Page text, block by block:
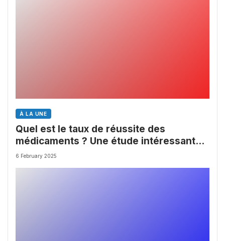
À LA UNE
Quel est le taux de réussite des
médicaments ? Une étude intéressante
chez les Big Pharmas
6 February 2025